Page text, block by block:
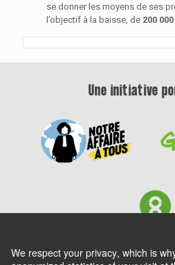
se donner les moyens de ses
l’objectif à la baisse, de 200 000.
Une initiative
We respect your privacy, which is